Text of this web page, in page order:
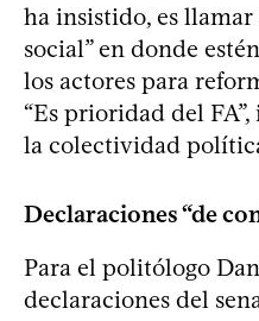
ha insistido, es llamar
social” en donde
los actores para
“Es prioridad del
la colectividad
Declaraciones “de
Para el politólogo
declaraciones del